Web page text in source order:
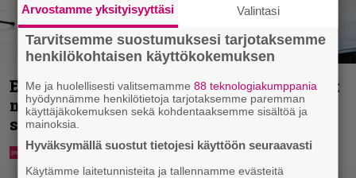
Eppu Normaalin jäähyväiset koskettivat
myös presidenttiä – Stubbin
sydämelliset kiitokset ihastuttavat
Arvostamme yksityisyyttäsi Valintasi
Tarvitsemme suostumuksesi tarjotaksemme
henkilökohtaisen käyttökokemuksen
Me ja huolellisesti valitsemamme88 teknologiakumppania
hyödynnämme henkilötietoja tarjotaksemme paremman
käyttäjäkokemuksen sekä kohdentaaksemme sisältöä ja
mainoksia.
Hyväksymällä suostut tietojesi käyttöön seuraavasti
Käytämme laitetunnisteita ja tallennamme evästeitä